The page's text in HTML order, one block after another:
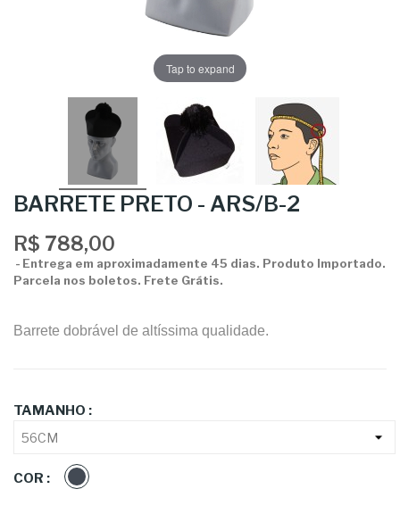
Tap to expand
BARRETE PRETO - ARS/B-2
R$ 788,00
Entrega em aproximadamente 45 dias. Produto Importado.
Parcela nos boletos. Frete Grátis.
Barrete dobrável de altíssima qualidade.
TAMANHO :
COR : PRETO